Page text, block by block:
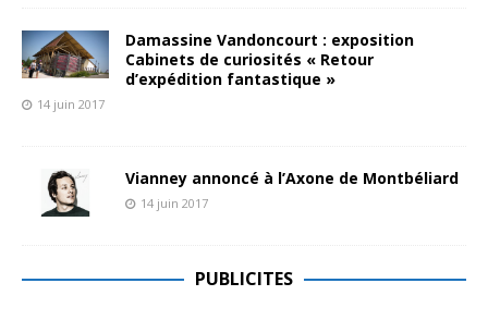
Damassine Vandoncourt : exposition
Cabinets de curiosités « Retour
d’expédition fantastique »
14 juin 2017
Vianney annoncé à l’Axone de Montbéliard
14 juin 2017
PUBLICITES